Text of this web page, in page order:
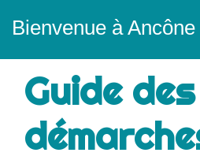
Bienvenue à Ancône
Guide des